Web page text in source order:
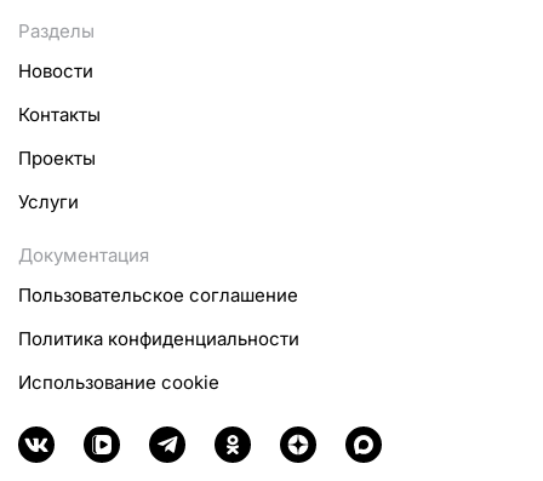
Разделы
Новости
Контакты
Проекты
Услуги
Документация
Пользовательское соглашение
Политика конфиденциальности
Использование cookie